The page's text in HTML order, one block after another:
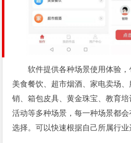
软件提供各种场景使用体验，
美食餐饮、超市烟酒、家电卖场
销、箱包皮具、黄金珠宝、教育培
活动等多种场景，每一种场景都
选择。可以快速根据自己所属行业